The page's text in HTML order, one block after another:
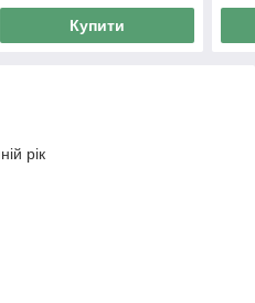
Купити
рік